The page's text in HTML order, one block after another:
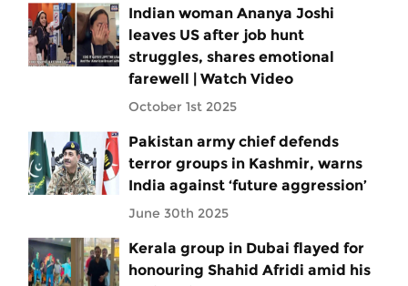
Indian woman Ananya Joshi
leaves US after job hunt
struggles, shares emotional
farewell | Watch Video
October 1st 2025
Pakistan army chief defends
terror groups in Kashmir, warns
India against ‘future aggression’
June 30th 2025
Kerala group in Dubai flayed for
honouring Shahid Afridi amid his